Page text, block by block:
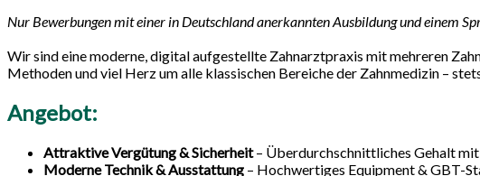
Nur Bewerbungen mit einer in Deutschland anerkannten Ausbildung und einem
Wir sind eine moderne, digital aufgestellte Zahnarztpraxis mit mehreren
Methoden und viel Herz um alle klassischen Bereiche der Zahnmedizin –
Angebot:
Attraktive Vergütung & Sicherheit– Überdurchschnittliches Gehalt
Moderne Technik & Ausstattung – Hochwertiges Equipment & GBT-